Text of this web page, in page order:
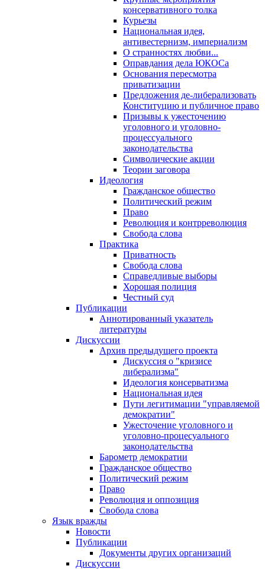
консервативного толка
Курьезы
Национальная идея,
антивестернизм, империализм
О странностях любви...
Оправдания дела ЮКОСа
Основания пересмотра
приватизации
Предложения де-либерализовать
Конституцию и публичное право
Призывы к ужесточению
уголовного и уголовно-
процессуального
законодательства
Символические акции
Теории заговора
Идеология
Гражданское общество
Политический режим
Право
Революция и контрреволюция
Свобода слова
Практика
Приватность
Свобода слова
Справедливые выборы
Хорошая полиция
Честный суд
Публикации
Аннотированный указатель
литературы
Дискуссии
Архив предыдущего проекта
Дискуссия о "кризисе
либерализма"
Идеология консерватизма
Национальная идея
Пути легитимации "управляемой
демократии"
Ужесточение уголовного и
уголовно-процесуального
законодательства
Барометр демократии
Гражданское общество
Политический режим
Право
Революция и оппозиция
Свобода слова
Язык вражды
Новости
Публикации
Документы других организаций
Дискуссии